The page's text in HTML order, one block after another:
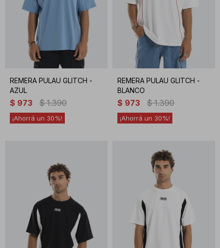
REMERA PULAU GLITCH -
AZUL
$ 973 $ 1.390
30
REMERA PULAU GLITCH -
BLANCO
$ 973 $ 1.390
30